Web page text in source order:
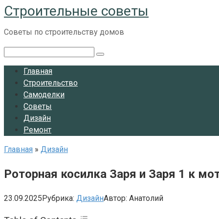
Перейти
к
контенту
Строительные советы
Советы по строительству домов
Главная
Строительство
Самоделки
Советы
Дизайн
Ремонт
Главная » Дизайн
Роторная косилка Заря и Заря 1 к
23.09.2025Рубрика: ДизайнАвтор: Анатолий